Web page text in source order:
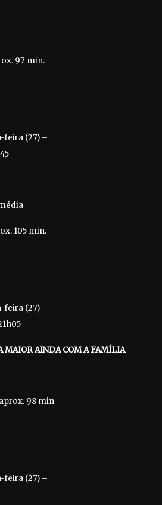
97 min.
feira (27) –
105 min.
feira (27) –
MAIOR AINDA COM A FAMÍLIA
98 min
feira (27) –